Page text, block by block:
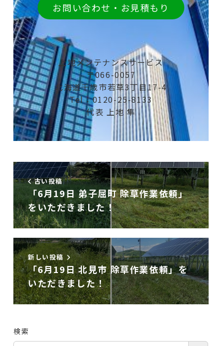
お問い合わせ・お見積もり
上地メンテナンスサービス
〒066-0057
北海道千歳市若草3丁目17-4
Tel：0120-25-8133
代表 上地 隼
古い投稿
「6月19日 弟子屈町 除草作業依頼」
をいただきました！
新しい投稿
「6月19日 北見市 除草作業依頼」を
いただきました！
検索